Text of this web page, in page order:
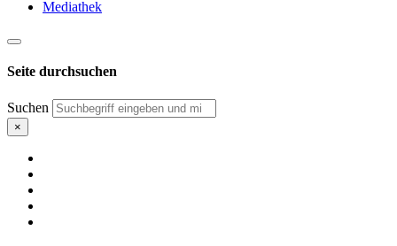
Mediathek
Seite durchsuchen
Suchen
×